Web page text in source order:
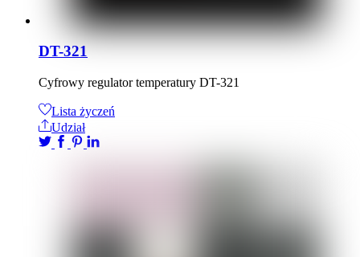
DT-321
Cyfrowy regulator temperatury DT-321
Lista życzeń
Udział